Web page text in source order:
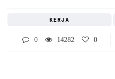
KERJA
0 14282 0